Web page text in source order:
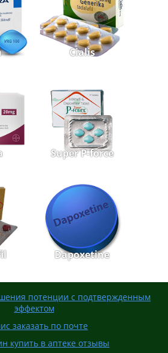
Cialis
Super P-force
Dapoxetine
потенции с подтвержденным
эффектом
заказать по почте
купить в аптеке отзывы